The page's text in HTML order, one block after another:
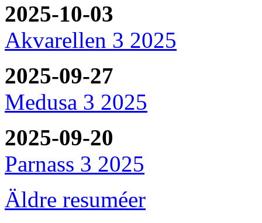
2025-10-03
Akvarellen 3 2025
2025-09-27
Medusa 3 2025
2025-09-20
Parnass 3 2025
Äldre resuméer